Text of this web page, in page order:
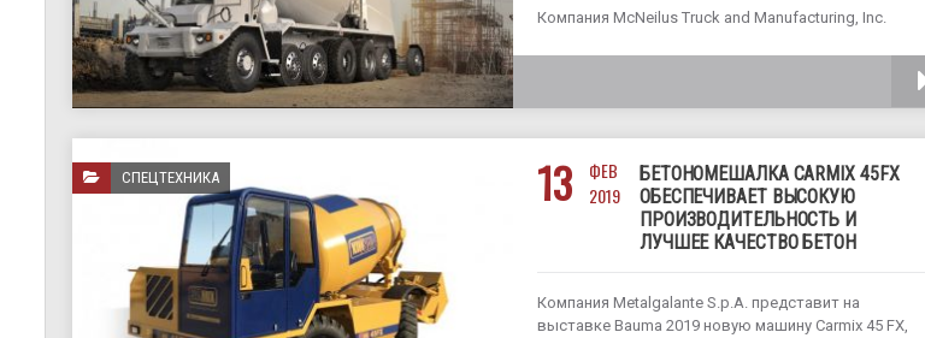
Компания McNeilus Truck and Manufacturing, Inc.
североамериканского рынка строительной техники
- бетоносмеситель с фронтальной выгрузкой
получила улучшенную обзорность из кабины
СПЕЦТЕХНИКА 13
ФЕВ
2019
БЕТОНОМЕШАЛКА CARMIX 45FX
ОБЕСПЕЧИВАЕТ ВЫСОКУЮ
ПРОИЗВОДИТЕЛЬНОСТЬ И
ЛУЧШЕЕ КАЧЕСТВО БЕТОН
Компания Metalgalante S.p.A. представит на
выставке Bauma 2019 новую машину Carmix 45 FX,